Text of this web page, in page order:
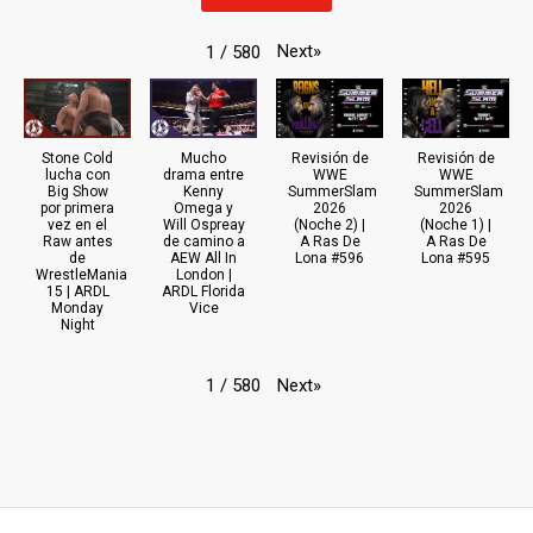
1 / 580 Next»
Stone Cold
lucha con
Big Show
por primera
vez en el
Raw antes
de
WrestleMania
15 | ARDL
Monday
Night
Mucho
drama entre
Kenny
Omega y
Will Ospreay
de camino a
AEW All In
London |
ARDL Florida
Vice
Revisión de
WWE
SummerSlam
2026
(Noche 2) |
A Ras De
Lona #596
Revisión de
WWE
SummerSlam
2026
(Noche 1) |
A Ras De
Lona #595
1 / 580 Next»